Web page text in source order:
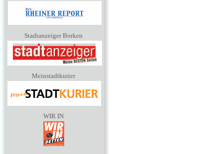
Stadtanzeiger Borken
Meinstadtkurier
WIR IN